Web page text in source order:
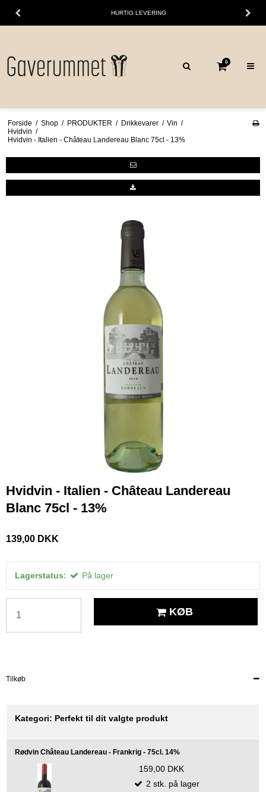
HURTIG LEVERING
0
Forside / Shop / PRODUKTER / Drikkevarer / Vin /
Hvidvin /
Hvidvin - Italien - Château Landereau Blanc 75cl - 13%
Hvidvin - Italien - Château Landereau
Blanc 75cl - 13%
139,00 DKK
Lagerstatus: På lager
KØB
Tilkøb
Kategori: Perfekt til dit valgte produkt
Rødvin Château Landereau - Frankrig - 75cl. 14%
159,00 DKK
2 stk. på lager